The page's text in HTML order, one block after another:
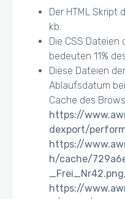
Der HTML Skript
kb.
Die CSS
bedeuten 11%
Diese Dateien
Ablaufsdatum
Cache des
https://
dexport/
https://
h/cache/
_Frei_Nr42.png,
https://